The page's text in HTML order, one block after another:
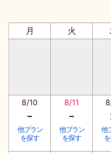
月 火
8/10
-
他プラン
を探す
8/11
-
他プラン
を探す
他